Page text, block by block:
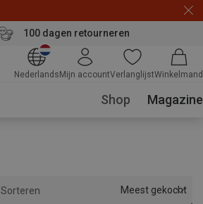
100 dagen retourneren
Nederlands Mijn accountVerlanglijstWinkelmand
Shop Magazine
Sorteren Meest gekocht